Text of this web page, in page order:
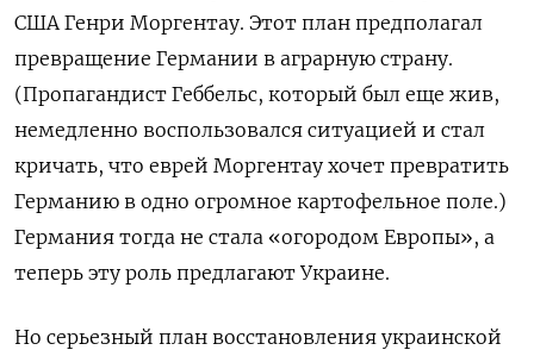
США Генри Моргентау. Этот план предполагал
превращение Германии в аграрную страну.
(Пропагандист Геббельс, который был еще жив,
немедленно воспользовался ситуацией и стал
кричать, что еврей Моргентау хочет превратить
Германию в одно огромное картофельное поле.)
Германия тогда не стала «огородом Европы», а
теперь эту роль предлагают Украине.
Но серьезный план восстановления украинской